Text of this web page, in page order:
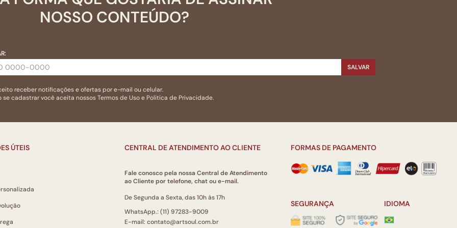
NOSSO CONTEÚDO?
SALVAR
receber notificações e ofertas por e-mail ou celular.
se cadastrar você aceita nossosTermos de Usoe Politica de Privacidade.
ÚTEIS CENTRAL DE ATENDIMENTO AO CLIENTE
Fale conosco pela nossa Central de Atendimento
ao Cliente por telefone, chat ou e-mail.
De Segunda a Sexta, das 10h às 17h
WhatsApp.: (11) 97283-9009
E-mail: contato@artsoul.com.br
FORMAS DE PAGAMENTO
SEGURANÇA IDIOMA